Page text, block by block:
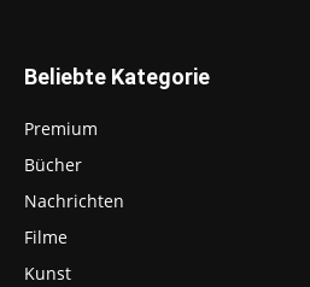
Beliebte Kategorie
Premium
Bücher
Nachrichten
Filme
Kunst